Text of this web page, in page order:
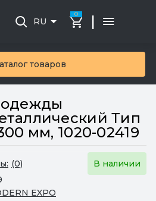
товаров
RU
0 |
Тип
мм, 1020-02419
(0)
В наличии
EXPO